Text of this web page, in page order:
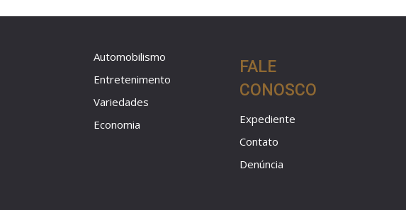
Automobilismo
Entretenimento
Variedades
Economia
FALE
CONOSCO
Expediente
Contato
Denúncia